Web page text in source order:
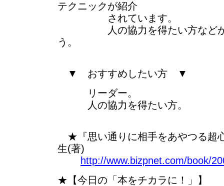
テクニックが紹介
されています。
人の協力を得たい方などが読
う。
▼ おすすめしたい方 ▼
リーダー。
人の協力を得たい方。
★『思い通りに相手をあやつる超
生(著)
http://www.bizpnet.com/book/
★【今日の「本をチカラに！」】